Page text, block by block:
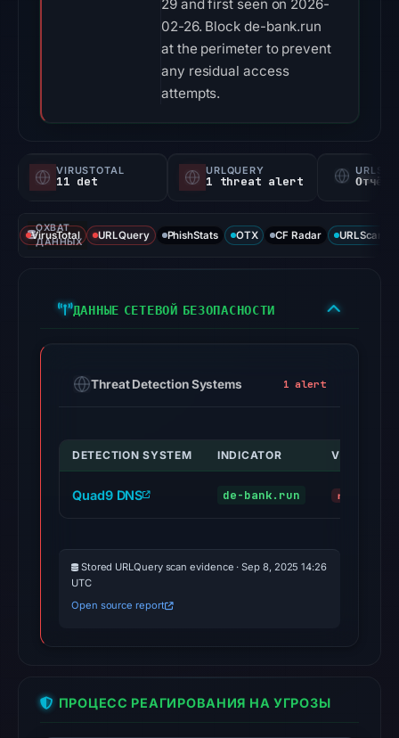
29 and first seen on 2026-
02-26. Block de-bank.run
at the perimeter to prevent
any residual access
attempts.
VIRUSTOTAL
11 det
URLQUERY
1 threat alert Отчёт
ОХВАТ
ДАННЫХ
VirusTotal URLQuery PhishStats OTX CF Radar URLScan
ДАННЫЕ СЕТЕВОЙ БЕЗОПАСНОСТИ
Threat Detection Systems 1 alert
DETECTION SYSTEM INDICATOR VERDICT
Quad9 DNS de-bank.run malicious
Stored URLQuery scan evidence · Sep 8, 2025 14:26
UTC
Open source report
ПРОЦЕСС РЕАГИРОВАНИЯ НА УГРОЗЫ